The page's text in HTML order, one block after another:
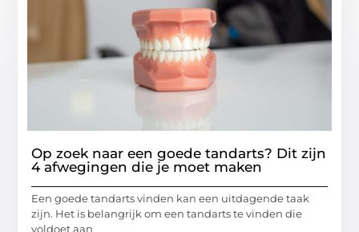
Op zoek naar een goede tandarts? Dit zijn
4 afwegingen die je moet maken
Een goede tandarts vinden kan een uitdagende taak
zijn. Het is belangrijk om een tandarts te vinden die
voldoet aan